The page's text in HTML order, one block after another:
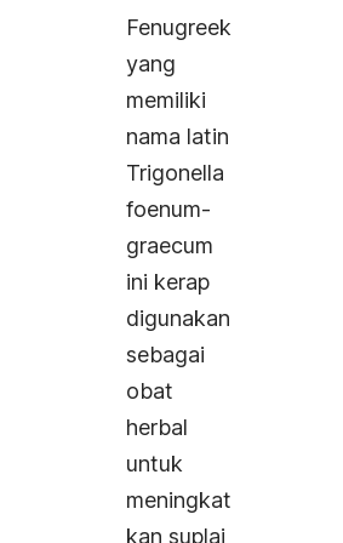
Fenugreek
yang
memiliki
nama latin
Trigonella
foenum-
graecum
ini kerap
digunakan
sebagai
obat
herbal
untuk
meningkat
kan suplai